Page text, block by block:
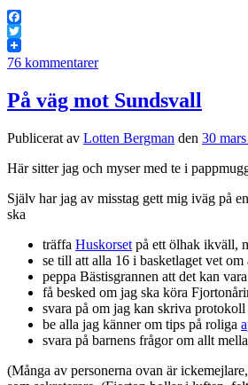
Facebook
Twitter
76 kommentarer
På väg mot Sundsvall
Publicerat av Lotten Bergman den 30
Här sitter jag och myser med te i
Själv har jag av misstag gett mig iväg på
ska
träffa Huskorset på ett ölhak ikväll,
se till att alla 16 i basketlaget vet
peppa Bästisgrannen att det kan
få besked om jag ska köra
svara på om jag kan skriva
be alla jag känner om tips på roliga
svara på barnens frågor om allt
(Många av personerna ovan är